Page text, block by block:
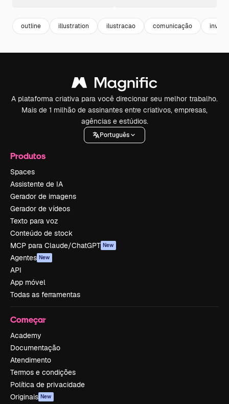
outline illustration ilustracao comunicação
A plataforma criativa para você direcionar seu melhor trabalho.
Mais de 1 milhão de assinantes entre criativos, empresas,
agências e estúdios.
Português
Produtos
Spaces
Assistente de IA
Gerador de imagens
Gerador de vídeos
Texto para voz
Conteúdo de stock
MCP para Claude/ChatGPT New
Agentes New
API
App móvel
Todas as ferramentas
Começar
Academy
Documentação
Atendimento
Termos e condições
Política de privacidade
Originais New